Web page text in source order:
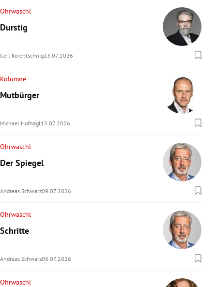
Ohrwaschl
Durstig
Gert Korentschnig13.07.2026
Kolumne
Mutbürger
Michael Hufnagl 13.07.2026
Ohrwaschl
Der Spiegel
Andreas Schwarz09.07.2026
Ohrwaschl
Schritte
Andreas Schwarz08.07.2026
Ohrwaschl